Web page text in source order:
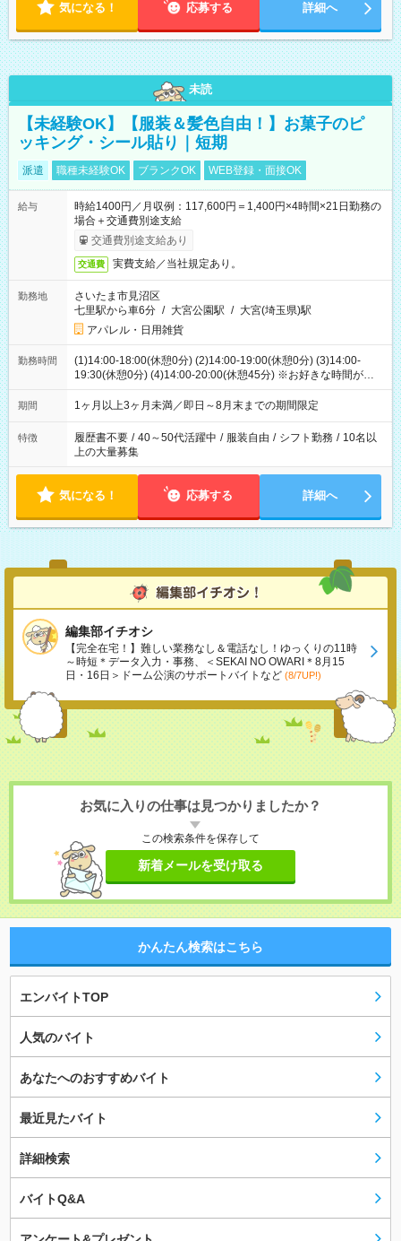
気になる！ 応募する 詳細へ
未読
【未経験OK】【服装＆髪色自由！】お菓子のピ
ッキング・シール貼り｜短期
派遣 職種未経験OK ブランクOK WEB登録・面接OK
給与
時給1400円／月収例：117,600円＝1,400円×4時間×21日勤務の
場合＋交通費別途支給
交通費別途支給あり
交通費 実費支給／当社規定あり。
勤務地
さいたま市見沼区
七里駅から車6分 / 大宮公園駅 / 大宮(埼玉県)駅
アパレル・日用雑貨
勤務時間
(1)14:00-18:00(休憩0分) (2)14:00-19:00(休憩0分) (3)14:00-
19:30(休憩0分) (4)14:00-20:00(休憩45分) ※お好きな時間が選べ
ます
期間 1ヶ月以上3ヶ月未満／即日～8月末までの期間限定
特徴 履歴書不要 / 40～50代活躍中 / 服装自由 / シフト勤務 / 10名以
上の大量募集
気になる！ 応募する 詳細へ
編集部イチオシ
【完全在宅！】難しい業務なし＆電話なし！ゆっくりの11時
～時短＊データ入力・事務、＜SEKAI NO OWARI＊8月15
日・16日＞ドーム公演のサポートバイトなど (8/7UP!)
お気に入りの仕事は見つかりましたか？
この検索条件を保存して
新着メールを受け取る
かんたん検索はこちら
エンバイトTOP
人気のバイト
あなたへのおすすめバイト
最近見たバイト
詳細検索
バイトQ&A